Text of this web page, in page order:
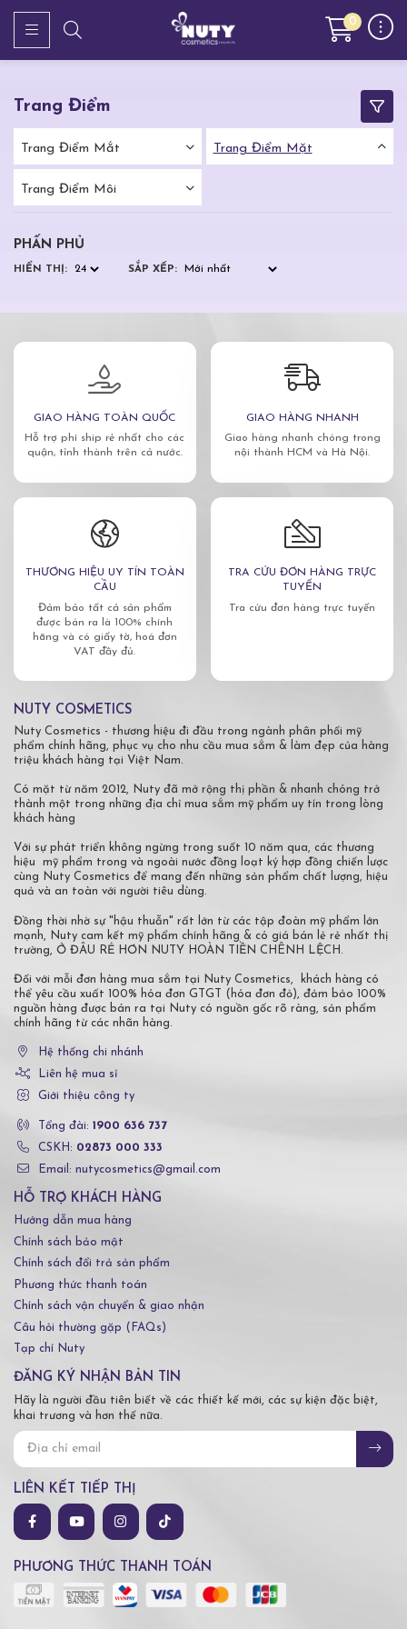
0
Trang Điểm
Trang Điểm Mắt Trang Điểm Mặt
Trang Điểm Môi
PHẤN PHỦ
HIỂN THỊ: SẮP XẾP:
GIAO HÀNG TOÀN QUỐC
Hỗ trợ phí ship rẻ nhất cho các
quận, tỉnh thành trên cả nước.
GIAO HÀNG NHANH
Giao hàng nhanh chóng trong
nội thành HCM và Hà Nội.
THƯƠNG HIỆU UY TÍN TOÀN
CẦU
Đảm bảo tất cả sản phẩm
được bán ra là 100% chính
hãng và có giấy tờ, hoá đơn
VAT đầy đủ.
TRA CỨU ĐƠN HÀNG TRỰC
TUYẾN
Tra cứu đơn hàng trực tuyến
NUTY COSMETICS
Nuty Cosmetics - thương hiệu đi đầu trong ngành phân phối mỹ
phẩm chính hãng, phục vụ cho nhu cầu mua sắm & làm đẹp của hàng
triệu khách hàng tại Việt Nam.
Có mặt từ năm 2012, Nuty đã mở rộng thị phần & nhanh chóng trở
thành một trong những địa chỉ mua sắm mỹ phẩm uy tín trong lòng
khách hàng
Với sự phát triển không ngừng trong suốt 10 năm qua, các thương
hiệu mỹ phẩm trong và ngoài nước đồng loạt ký hợp đồng chiến lược
cùng Nuty Cosmetics để mang đến những sản phẩm chất lượng, hiệu
quả và an toàn với người tiêu dùng.
Đồng thời nhờ sự "hậu thuẫn" rất lớn từ các tập đoàn mỹ phẩm lớn
mạnh, Nuty cam kết mỹ phẩm chính hãng & có giá bán lẻ rẻ nhất thị
trường, Ở ĐÂU RẺ HƠN NUTY HOÀN TIỀN CHÊNH LỆCH.
Đối với mỗi đơn hàng mua sắm tại Nuty Cosmetics, khách hàng có
thể yêu cầu xuất 100% hóa đơn GTGT (hóa đơn đỏ), đảm bảo 100%
nguồn hàng được bán ra tại Nuty có nguồn gốc rõ ràng, sản phẩm
chính hãng từ các nhãn hàng.
Hệ thống chi nhánh
Liên hệ mua sỉ
Giới thiệu công ty
Tổng đài: 1900 636 737
CSKH: 02873 000 333
Email: nutycosmetics@gmail.com
HỖ TRỢ KHÁCH HÀNG
Hướng dẫn mua hàng
Chính sách bảo mật
Chính sách đổi trả sản phẩm
Phương thức thanh toán
Chính sách vận chuyển & giao nhận
Câu hỏi thường gặp (FAQs)
Tạp chí Nuty
ĐĂNG KÝ NHẬN BẢN TIN
Hãy là người đầu tiên biết về các thiết kế mới, các sự kiện đặc biệt,
khai trương và hơn thế nữa.
LIÊN KẾT TIẾP THỊ
PHƯƠNG THỨC THANH TOÁN